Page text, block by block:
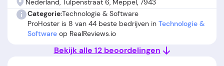
Nederland, Tulpenstraat 6, Meppel, 7943
Categorie:Technologie & Software
ProHoster is 8 van 44 beste bedrijven in Technologie &
Software op RealReviews.io
Bekijk alle 12 beoordelingen